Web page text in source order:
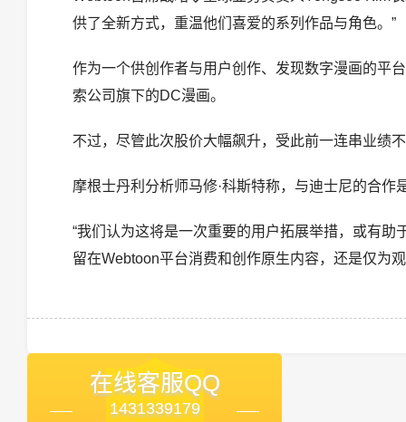
供了全新方式，重温他们喜爱的系列作品与角色。”
作为一个供创作者与用户创作、发现数字漫画的平
索公司旗下的DC漫画。
不过，尽管此次股价大幅飙升，受此前一连串业绩
摩根士丹利分析师马修·科斯特称，与迪士尼的合作
“我们认为这将是一次重要的用户拓展举措，或有
留在Webtoon平台消费和创作原生内容，还是仅为
在线客服QQ
1431339179